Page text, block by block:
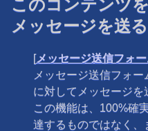
このコンテンツ
メッセージを送る
[メッセージ送信フォ
メッセージ送信フォ
に対してメッセージを
この機能は、100%確
達するものではなく、